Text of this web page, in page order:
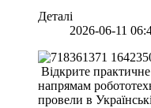
Деталі
2026-06-11
Відкрите
напрямам
провели в